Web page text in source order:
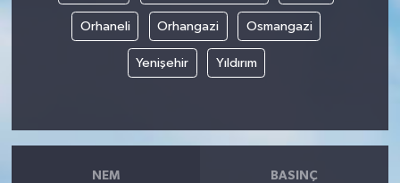
Orhaneli Orhangazi Osmangazi
Yenişehir Yıldırım
NEM BASINÇ